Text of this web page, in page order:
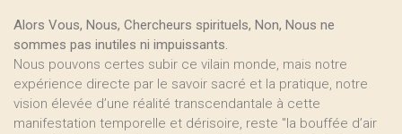
Alors Vous, Nous, Chercheurs spirituels, Non, Nous ne
sommes pas inutiles ni impuissants.
Nous pouvons certes subir ce vilain monde, mais notre
expérience directe par le savoir sacré et la pratique, notre
vision élevée d’une réalité transcendantale à cette
manifestation temporelle et dérisoire, reste "la bouffée d’air